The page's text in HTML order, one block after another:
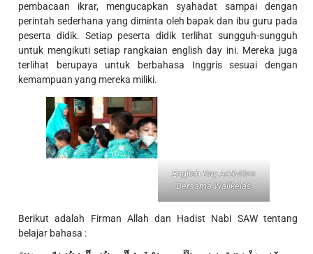
pembacaan ikrar, mengucapkan syahadat sampai dengan
perintah sederhana yang diminta oleh bapak dan ibu guru pada
peserta didik. Setiap peserta didik terlihat sungguh-sungguh
untuk mengikuti setiap rangkaian english day ini. Mereka juga
terlihat berupaya untuk berbahasa Inggris sesuai dengan
kemampuan yang mereka miliki.
English Day Activities
Bersama Walikelas
Berikut adalah Firman Allah dan Hadist Nabi SAW tentang
belajar bahasa :